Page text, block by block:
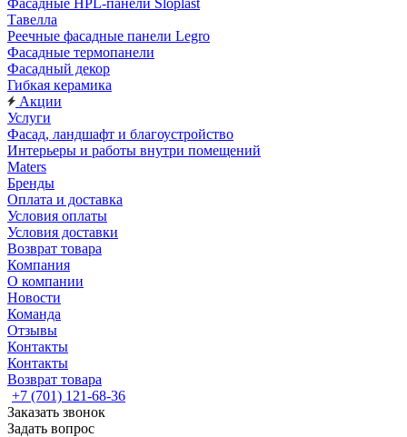
Фасадные HPL-панели Sloplast
Тавелла
Реечные фасадные панели Legro
Фасадные термопанели
Фасадный декор
Гибкая керамика
Акции
Услуги
Фасад, ландшафт и благоустройство
Интерьеры и работы внутри помещений
Maters
Бренды
Оплата и доставка
Условия оплаты
Условия доставки
Возврат товара
Компания
О компании
Новости
Команда
Отзывы
Контакты
Контакты
Возврат товара
+7 (701) 121-68-36
Заказать звонок
Задать вопрос